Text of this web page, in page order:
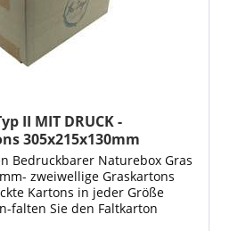
II MIT DRUCK -
305x215x130mm
Bedruckbarer Naturebox Gras
zweiwellige Graskartons
Kartons in jeder Größe
falten Sie den Faltkarton